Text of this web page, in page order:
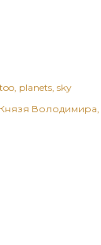
planets sky
Князя